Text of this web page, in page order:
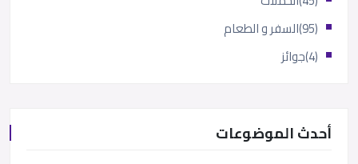
السفر و الطعام
(95)
جوائز (4)
أحدث الموضوعات